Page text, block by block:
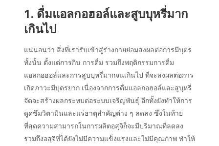
1. ดื่มแอลกอฮอล์และสูบบุหรี่มาก
เกินไป
แน่นอนว่า สิ่งที่เรารับเข้าสู่ร่างกายย่อมส่งผลต่อการมีบุตร
ทั้งนั้น ตั้งแต่การกิน การดื่ม รวมถึงพฤติกรรมการดื่ม
แอลกอฮอล์และการสูบบุหรี่มากจนเกินไป ที่จะส่งผลต่อการ
เกิดภาวะมีบุตรยาก เนื่องจากการดื่มแอลกอฮอล์และสูบุหรี่
จัดจะสร้างผลกระทบต่อระบบเจริญพันธุ์ อีกทั้งยังทำให้การ
ดูดซึมวิตามินและแร่ธาตุสำคัญต่าง ๆ ลดลง ซึ่งในท้าย
ที่สุดความสามารถในการผลิตอสุจิก็จะมีปริมาณที่ลดลง
รวมถึงอสุจิที่ได้ยังไม่มีความแข็งแรงและไม่มีคุณภาพ ทำให้